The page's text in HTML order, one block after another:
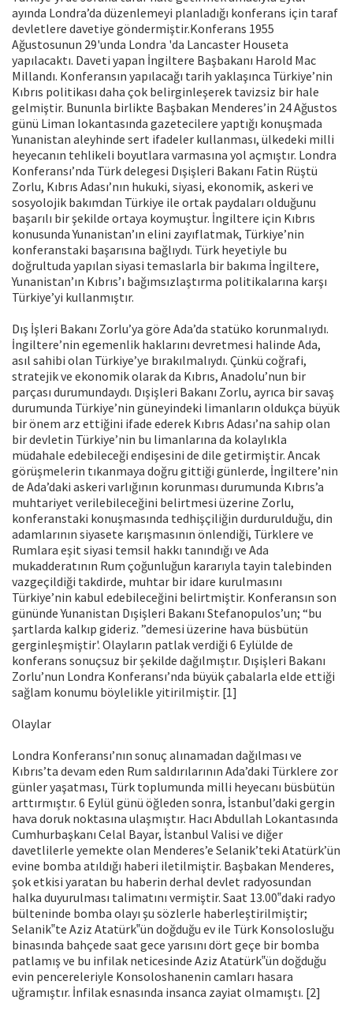
ayında Londra’da düzenlemeyi planladığı konferans için taraf
devletlere davetiye göndermiştir.Konferans 1955
Ağustosunun 29'unda Londra 'da Lancaster Houseta
yapılacaktı. Daveti yapan İngiltere Başbakanı Harold Mac
Millandı. Konferansın yapılacağı tarih yaklaşınca Türkiye’nin
Kıbrıs politikası daha çok belirginleşerek tavizsiz bir hale
gelmiştir. Bununla birlikte Başbakan Menderes’in 24 Ağustos
günü Liman lokantasında gazetecilere yaptığı konuşmada
Yunanistan aleyhinde sert ifadeler kullanması, ülkedeki milli
heyecanın tehlikeli boyutlara varmasına yol açmıştır. Londra
Konferansı’nda Türk delegesi Dışişleri Bakanı Fatin Rüştü
Zorlu, Kıbrıs Adası’nın hukuki, siyasi, ekonomik, askeri ve
sosyolojik bakımdan Türkiye ile ortak paydaları olduğunu
başarılı bir şekilde ortaya koymuştur. İngiltere için Kıbrıs
konusunda Yunanistan’ın elini zayıflatmak, Türkiye’nin
konferanstaki başarısına bağlıydı. Türk heyetiyle bu
doğrultuda yapılan siyasi temaslarla bir bakıma İngiltere,
Yunanistan’ın Kıbrıs’ı bağımsızlaştırma politikalarına karşı
Türkiye’yi kullanmıştır.
Dış İşleri Bakanı Zorlu’ya göre Ada’da statüko korunmalıydı.
İngiltere’nin egemenlik haklarını devretmesi halinde Ada,
asıl sahibi olan Türkiye’ye bırakılmalıydı. Çünkü coğrafi,
stratejik ve ekonomik olarak da Kıbrıs, Anadolu’nun bir
parçası durumundaydı. Dışişleri Bakanı Zorlu, ayrıca bir savaş
durumunda Türkiye’nin güneyindeki limanların oldukça büyük
bir önem arz ettiğini ifade ederek Kıbrıs Adası’na sahip olan
bir devletin Türkiye’nin bu limanlarına da kolaylıkla
müdahale edebileceği endişesini de dile getirmiştir. Ancak
görüşmelerin tıkanmaya doğru gittiği günlerde, İngiltere’nin
de Ada’daki askeri varlığının korunması durumunda Kıbrıs’a
muhtariyet verilebileceğini belirtmesi üzerine Zorlu,
konferanstaki konuşmasında tedhişçiliğin durdurulduğu, din
adamlarının siyasete karışmasının önlendiği, Türklere ve
Rumlara eşit siyasi temsil hakkı tanındığı ve Ada
mukadderatının Rum çoğunluğun kararıyla tayin talebinden
vazgeçildiği takdirde, muhtar bir idare kurulmasını
Türkiye’nin kabul edebileceğini belirtmiştir. Konferansın son
gününde Yunanistan Dışişleri Bakanı Stefanopulos’un; “bu
şartlarda kalkıp gideriz. ”demesi üzerine hava büsbütün
gerginleşmiştir'. Olayların patlak verdiği 6 Eylülde de
konferans sonuçsuz bir şekilde dağılmıştır. Dışişleri Bakanı
Zorlu’nun Londra Konferansı’nda büyük çabalarla elde ettiği
sağlam konumu böylelikle yitirilmiştir. [1]
Olaylar
Londra Konferansı’nın sonuç alınamadan dağılması ve
Kıbrıs’ta devam eden Rum saldırılarının Ada’daki Türklere zor
günler yaşatması, Türk toplumunda milli heyecanı büsbütün
arttırmıştır. 6 Eylül günü öğleden sonra, İstanbul’daki gergin
hava doruk noktasına ulaşmıştır. Hacı Abdullah Lokantasında
Cumhurbaşkanı Celal Bayar, İstanbul Valisi ve diğer
davetlilerle yemekte olan Menderes’e Selanik’teki Atatürk’ün
evine bomba atıldığı haberi iletilmiştir. Başbakan Menderes,
şok etkisi yaratan bu haberin derhal devlet radyosundan
halka duyurulması talimatını vermiştir. Saat 13.00‟daki radyo
bülteninde bomba olayı şu sözlerle haberleştirilmiştir;
Selanik‟te Aziz Atatürk‟ün doğduğu ev ile Türk Konsolosluğu
binasında bahçede saat gece yarısını dört geçe bir bomba
patlamış ve bu infilak neticesinde Aziz Atatürk‟ün doğduğu
evin pencereleriyle Konsoloshanenin camları hasara
uğramıştır. İnfilak esnasında insanca zayiat olmamıştı. [2]